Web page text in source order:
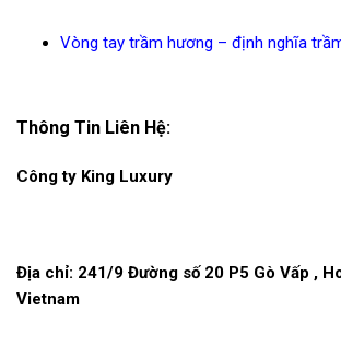
Vòng tay trầm hương – định nghĩa
Thông Tin Liên Hệ:
Công ty King Luxury
Địa chỉ: 241/9 Đường số 20 P5 Gò Vấp ,
Vietnam